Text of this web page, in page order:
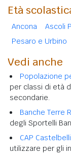
Età
Ancona Ascoli
Pesaro e Urbino
Vedi anche
Popolazione
per classi di età
secondarie.
Banche Terre
degli Sportelli
CAP
utilizzare per gli